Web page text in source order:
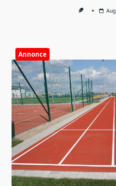
Annonce